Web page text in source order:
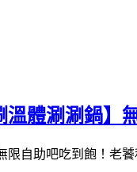
體涮涮鍋】